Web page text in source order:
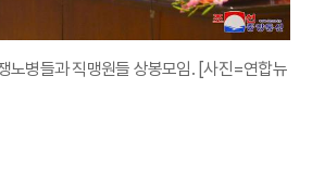
노병들과 직맹원들 상봉모임. [사진=연합뉴